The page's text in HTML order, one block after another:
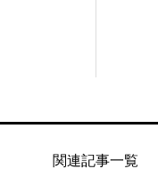
関連記事一覧